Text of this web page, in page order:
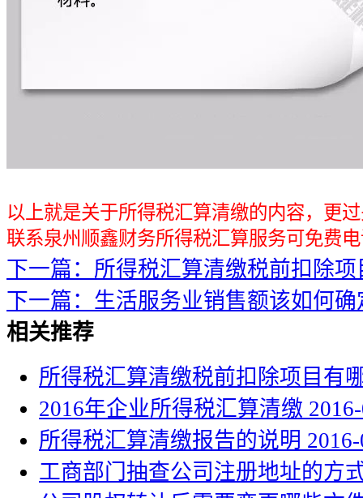
以上就是关于所得税汇算清缴的内容，更
联系泉州顺鑫财务所得税汇算服务可免费
下一篇：所得税汇算清缴税前扣除项
下一篇：生活服务业销售额该如何确
相关推荐
所得税汇算清缴税前扣除项目有
2016年企业所得税汇算清缴
所得税汇算清缴报告的说明
工商部门抽查公司注册地址的方